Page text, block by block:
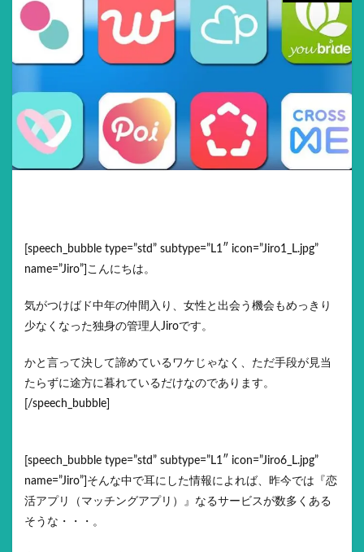
[speech_bubble type=”std” subtype=”L1″ icon=”Jiro1_L.jpg”
name=”Jiro”]こんにちは。
気がつけばド中年の仲間入り、女性と出会う機会もめっきり
少なくなった独身の管理人Jiroです。
かと言って決して諦めているワケじゃなく、ただ手段が見当
たらずに途方に暮れているだけなのであります。
[/speech_bubble]
[speech_bubble type=”std” subtype=”L1″ icon=”Jiro6_L.jpg”
name=”Jiro”]そんな中で耳にした情報によれば、昨今では『恋
活アプリ（マッチングアプリ）』なるサービスが数多くある
そうな・・・。